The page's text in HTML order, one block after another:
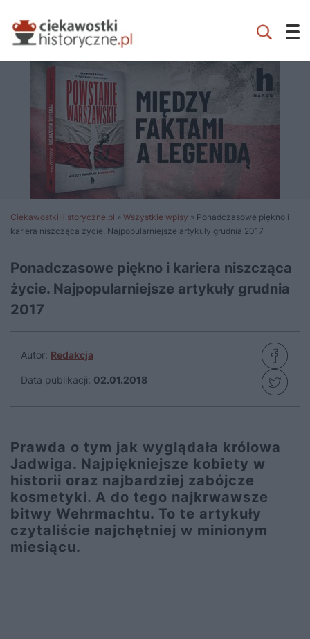
CiekawostkiHistoryczne.pl » Wszystkie wpisy » Ponadczasowe piękno i
kariera niszcząca życie. Najpopularniejsze artykuły grudnia 2017
Ponadczasowe piękno i kariera niszcząca
życie. Najpopularniejsze artykuły grudnia
2017
Autor: Redakcja
Data publikacji: 02.01.2018
Prawda o tym jak wyglądała królowa
Jadwiga. Najpiękniejsze kobiety w
historii oraz najbardziej zabójcze
kosmetyki. A do tego najkrwawsze
bitwy Wehrmachtu. To te artykuły
czytaliście najchętniej w minionym
miesiącu.